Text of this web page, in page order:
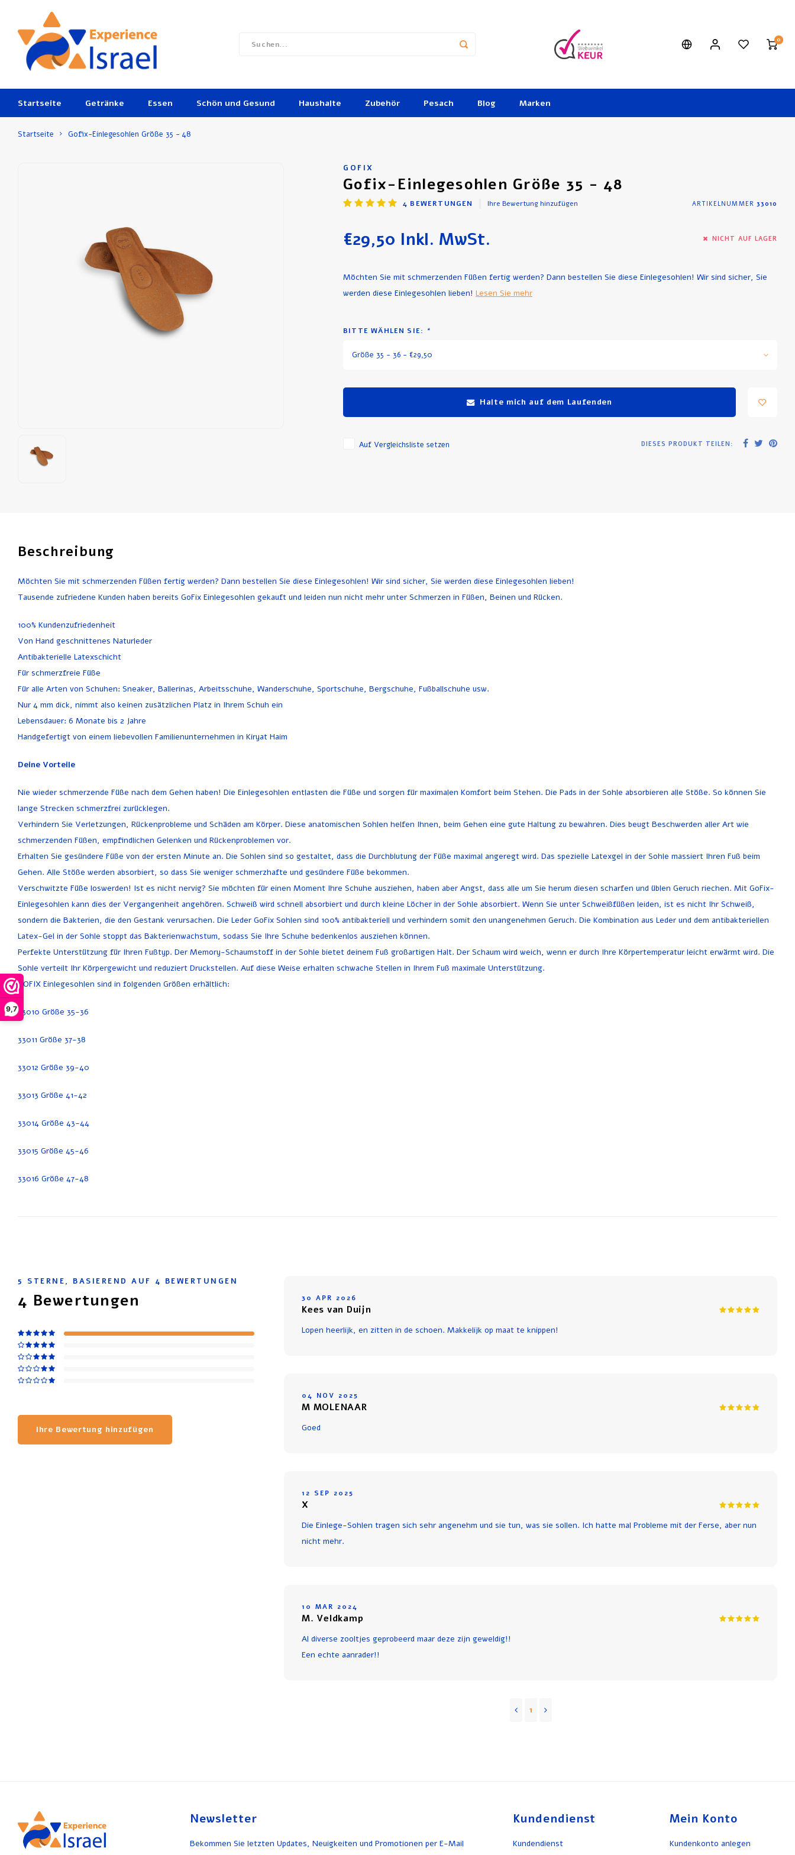
9,7
0
Startseite Getränke Essen Schön und Gesund Haushalte Zubehör Pesach Blog Marken
Startseite Gofix-Einlegesohlen Größe 35 - 48
GOFIX
Gofix-Einlegesohlen Größe 35 - 48
4 BEWERTUNGEN Ihre Bewertung hinzufügen ARTIKELNUMMER 33010
€29,50 Inkl. MwSt. NICHT AUF LAGER
Möchten Sie mit schmerzenden Füßen fertig werden? Dann bestellen Sie diese Einlegesohlen! Wir sind sicher, Sie
werden diese Einlegesohlen lieben! Lesen Sie mehr
BITTE WÄHLEN SIE: *
Größe 35 - 36 - €29,50
Halte mich auf dem Laufenden
Auf Vergleichsliste setzen DIESES PRODUKT TEILEN:
Beschreibung
Möchten Sie mit schmerzenden Füßen fertig werden? Dann bestellen Sie diese Einlegesohlen! Wir sind sicher, Sie werden diese Einlegesohlen lieben!
Tausende zufriedene Kunden haben bereits GoFix Einlegesohlen gekauft und leiden nun nicht mehr unter Schmerzen in Füßen, Beinen und Rücken.
100% Kundenzufriedenheit
Von Hand geschnittenes Naturleder
Antibakterielle Latexschicht
Für schmerzfreie Füße
Für alle Arten von Schuhen: Sneaker, Ballerinas, Arbeitsschuhe, Wanderschuhe, Sportschuhe, Bergschuhe, Fußballschuhe usw.
Nur 4 mm dick, nimmt also keinen zusätzlichen Platz in Ihrem Schuh ein
Lebensdauer: 6 Monate bis 2 Jahre
Handgefertigt von einem liebevollen Familienunternehmen in Kiryat Haim
Deine Vorteile
Nie wieder schmerzende Füße nach dem Gehen haben! Die Einlegesohlen entlasten die Füße und sorgen für maximalen Komfort beim Stehen. Die Pads in der Sohle absorbieren alle Stöße. So können Sie
lange Strecken schmerzfrei zurücklegen.
Verhindern Sie Verletzungen, Rückenprobleme und Schäden am Körper. Diese anatomischen Sohlen helfen Ihnen, beim Gehen eine gute Haltung zu bewahren. Dies beugt Beschwerden aller Art wie
schmerzenden Füßen, empfindlichen Gelenken und Rückenproblemen vor.
Erhalten Sie gesündere Füße von der ersten Minute an. Die Sohlen sind so gestaltet, dass die Durchblutung der Füße maximal angeregt wird. Das spezielle Latexgel in der Sohle massiert Ihren Fuß beim
Gehen. Alle Stöße werden absorbiert, so dass Sie weniger schmerzhafte und gesündere Füße bekommen.
Verschwitzte Füße loswerden! Ist es nicht nervig? Sie möchten für einen Moment Ihre Schuhe ausziehen, haben aber Angst, dass alle um Sie herum diesen scharfen und üblen Geruch riechen. Mit GoFix-
Einlegesohlen kann dies der Vergangenheit angehören. Schweiß wird schnell absorbiert und durch kleine Löcher in der Sohle absorbiert. Wenn Sie unter Schweißfüßen leiden, ist es nicht Ihr Schweiß,
sondern die Bakterien, die den Gestank verursachen. Die Leder GoFix Sohlen sind 100% antibakteriell und verhindern somit den unangenehmen Geruch. Die Kombination aus Leder und dem antibakteriellen
Latex-Gel in der Sohle stoppt das Bakterienwachstum, sodass Sie Ihre Schuhe bedenkenlos ausziehen können.
Perfekte Unterstützung für Ihren Fußtyp. Der Memory-Schaumstoff in der Sohle bietet deinem Fuß großartigen Halt. Der Schaum wird weich, wenn er durch Ihre Körpertemperatur leicht erwärmt wird. Die
Sohle verteilt Ihr Körpergewicht und reduziert Druckstellen. Auf diese Weise erhalten schwache Stellen in Ihrem Fuß maximale Unterstützung.
GOFIX Einlegesohlen sind in folgenden Größen erhältlich:
33010 Größe 35-36
33011 Größe 37-38
33012 Größe 39-40
33013 Größe 41-42
33014 Größe 43-44
33015 Größe 45-46
33016 Größe 47-48
5 STERNE, BASIEREND AUF 4 BEWERTUNGEN
4 Bewertungen
Ihre Bewertung hinzufügen
30 APR 2026
Kees van Duijn
Lopen heerlijk, en zitten in de schoen. Makkelijk op maat te knippen!
04 NOV 2025
M MOLENAAR
Goed
12 SEP 2025
X
Die Einlege-Sohlen tragen sich sehr angenehm und sie tun, was sie sollen. Ich hatte mal Probleme mit der Ferse, aber nun
nicht mehr.
10 MAR 2024
M. Veldkamp
Al diverse zooltjes geprobeerd maar deze zijn geweldig!!
Een echte aanrader!!
1
Newsletter
Bekommen Sie letzten Updates, Neuigkeiten und Promotionen per E-Mail
Kundendienst
Kundendienst
Mein Konto
Kundenkonto anlegen